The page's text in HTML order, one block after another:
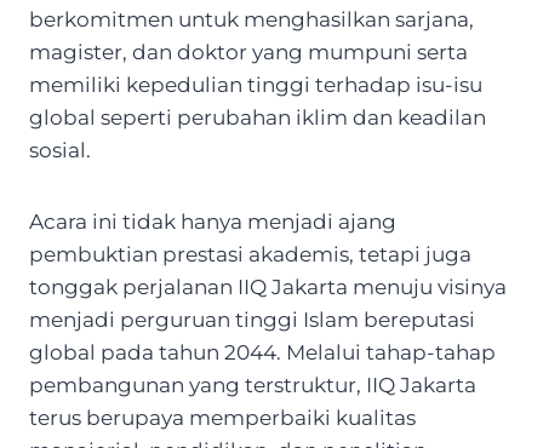
berkomitmen untuk menghasilkan sarjana,
magister, dan doktor yang mumpuni serta
memiliki kepedulian tinggi terhadap isu-isu
global seperti perubahan iklim dan keadilan
sosial.
Acara ini tidak hanya menjadi ajang
pembuktian prestasi akademis, tetapi juga
tonggak perjalanan IIQ Jakarta menuju visinya
menjadi perguruan tinggi Islam bereputasi
global pada tahun 2044. Melalui tahap-tahap
pembangunan yang terstruktur, IIQ Jakarta
terus berupaya memperbaiki kualitas